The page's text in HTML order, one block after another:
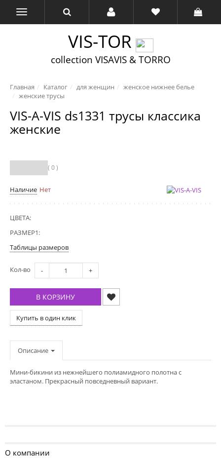
VIS-TOR
collection VISAVIS & TORRO
Главная Каталог для женщин
женское нижнее белье
женские трусы
VIS-A-VIS ds1331 трусы классика
женские
( 0 )
Наличие Нет
ЦВЕТА:
РАЗМЕР1:
Таблицы размеров
Кол-во - +
В КОРЗИНУ
Купить в один клик
Описание
Мини-бикини из нежнейшего полиамидного полотна с
эластаном. Прекрасный повседневный вариант.
О компании